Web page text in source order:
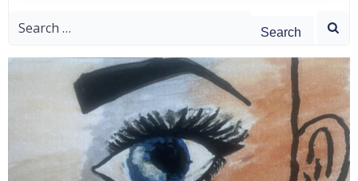
Search